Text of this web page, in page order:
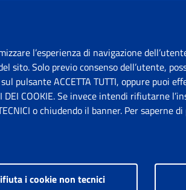
l’esperienza di navigazione
sito. Solo previo consenso dell’utente,
pulsante ACCETTA TUTTI, oppure puoi
COOKIE. Se invece intendi rifiutarne
o chiudendo il banner. Per saperne
i cookie non tecnici